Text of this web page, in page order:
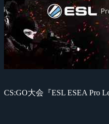
CS:GO大会『ESL ESEA Pro